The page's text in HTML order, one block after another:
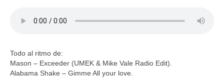
Todo al ritmo de:
Mason – Exceeder (UMEK & Mike Vale Radio Edit).
Alabama Shake – Gimme All your love.